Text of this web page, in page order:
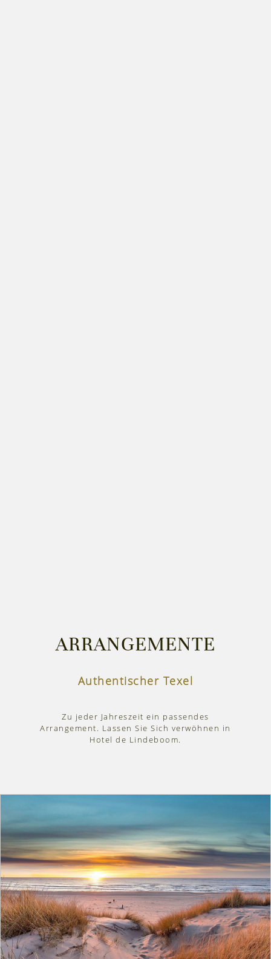
ARRANGEMENTE
Authentischer Texel
Zu jeder Jahreszeit ein passendes
Arrangement. Lassen Sie Sich verwöhnen in
Hotel de Lindeboom.